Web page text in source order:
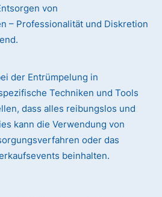
von
– Professionalität und Diskretion
der Entrümpelung in
Techniken und Tools
dass alles reibungslos und
kann die Verwendung von
oder das
beinhalten.